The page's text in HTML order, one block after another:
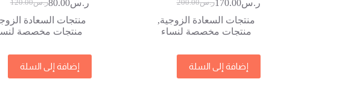
ر.س200.00السعر
الأصلي
هو:
ر.س170.00السعر
الحالي
هو:
منتجات السعادة الزوجية,
منتجات مخصصة لنساء
إضافة إلى السلة
ر.س120.00السعر
الأصلي
هو:
ر.س80.00السعر
الحالي
هو:
منتجات السعادة
منتجات مخصصة
إضافة إلى السلة